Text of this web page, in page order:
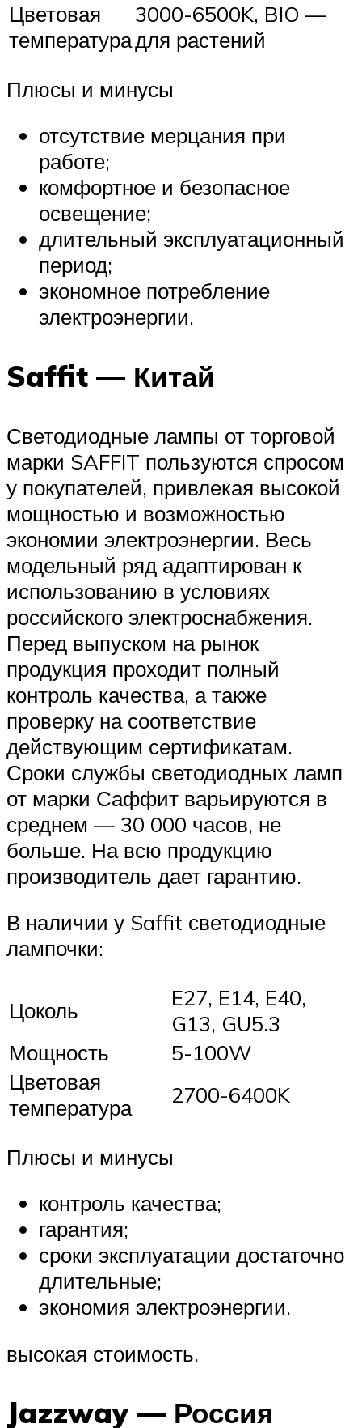
Цветовая
температура
3000-6500K, BIO —
для растений
Плюсы и минусы
отсутствие мерцания при
работе;
комфортное и безопасное
освещение;
длительный эксплуатационный
период;
экономное потребление
электроэнергии.
Saffit — Китай
Светодиодные лампы от торговой
марки SAFFIT пользуются спросом
у покупателей, привлекая высокой
мощностью и возможностью
экономии электроэнергии. Весь
модельный ряд адаптирован к
использованию в условиях
российского электроснабжения.
Перед выпуском на рынок
продукция проходит полный
контроль качества, а также
проверку на соответствие
действующим сертификатам.
Сроки службы светодиодных ламп
от марки Саффит варьируются в
среднем — 30 000 часов, не
больше. На всю продукцию
производитель дает гарантию.
В наличии у Saffit светодиодные
лампочки:
Цоколь
E27, E14, E40,
G13, GU5.3
Мощность
5-100W
Цветовая
температура
2700-6400K
Плюсы и минусы
контроль качества;
гарантия;
сроки эксплуатации достаточно
длительные;
экономия электроэнергии.
высокая стоимость.
Jazzway — Россия